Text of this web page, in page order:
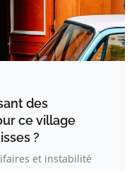
des
ce village
?
et instabilité